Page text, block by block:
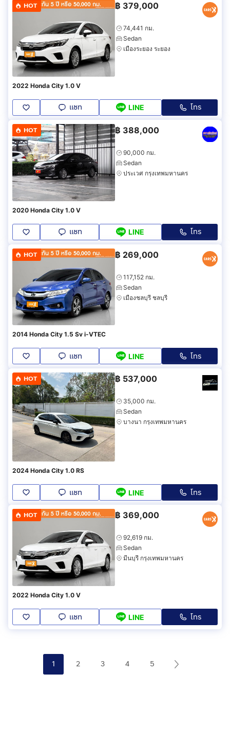
HOT ฿ 379,000
74,441 กม.
Sedan
เมืองระยอง ระยอง
2022 Honda City 1.0 V
แชท LINE โทร
HOT ฿ 388,000
90,000 กม.
Sedan
ประเวศ กรุงเทพมหานคร
2020 Honda City 1.0 V
แชท LINE โทร
HOT ฿ 269,000
117,152 กม.
Sedan
เมืองชลบุรี ชลบุรี
2014 Honda City 1.5 Sv i-VTEC
แชท LINE โทร
HOT ฿ 537,000
35,000 กม.
Sedan
บางนา กรุงเทพมหานคร
2024 Honda City 1.0 RS
แชท LINE โทร
HOT ฿ 369,000
92,619 กม.
Sedan
มีนบุรี กรุงเทพมหานคร
2022 Honda City 1.0 V
แชท LINE โทร
1 2 3 4 5